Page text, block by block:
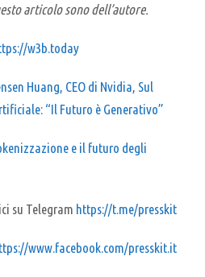
articolo sono dell’autore.
w3b.today
Huang, CEO di Nvidia, Sul
“Il Futuro è Generativo”
e il futuro degli
su Telegram https://t.me/presskit
www.facebook.com/presskit.it